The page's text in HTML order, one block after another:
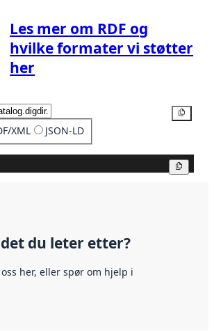
Les mer om RDF og
hvilke formater vi støtter
her
XML JSON-LD
du leter etter?
her, eller spør om hjelp i